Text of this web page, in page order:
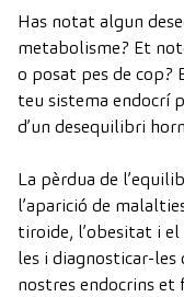
Has notat algun
metabolisme? Et
o posat pes de cop?
teu sistema endocrí
d’un desequilibri
La pèrdua de
l’aparició de
tiroide, l’obesitat i
les i diagnosticar-les
nostres endocrins